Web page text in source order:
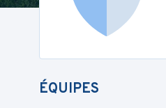
ÉQUIPES